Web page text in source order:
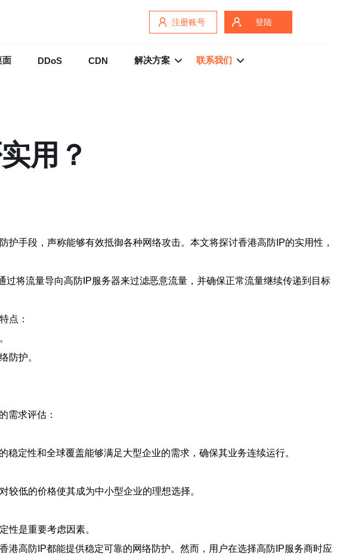
注册账号 登陆
面 DDoS CDN 解决方案 联系我们
用？
手段，声称能够有效抵御各种网络攻击。本文将探讨香港高防IP的实用性，
将流量导向高防IP服务器来过滤恶意流量，并确保正常流量继续传递到目标
点：
防护。
需求评估：
定性和全球覆盖能够满足大型企业的需求，确保其业务连续运行。
低的价格使其成为中小型企业的理想选择。
性是重要考虑因素。
高防IP都能提供稳定可靠的网络防护。然而，用户在选择高防IP服务商时应